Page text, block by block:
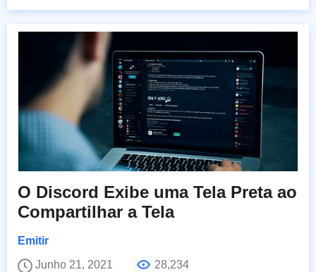
O Discord Exibe uma Tela Preta ao
Compartilhar a Tela
Emitir
Junho 21, 2021
28,234